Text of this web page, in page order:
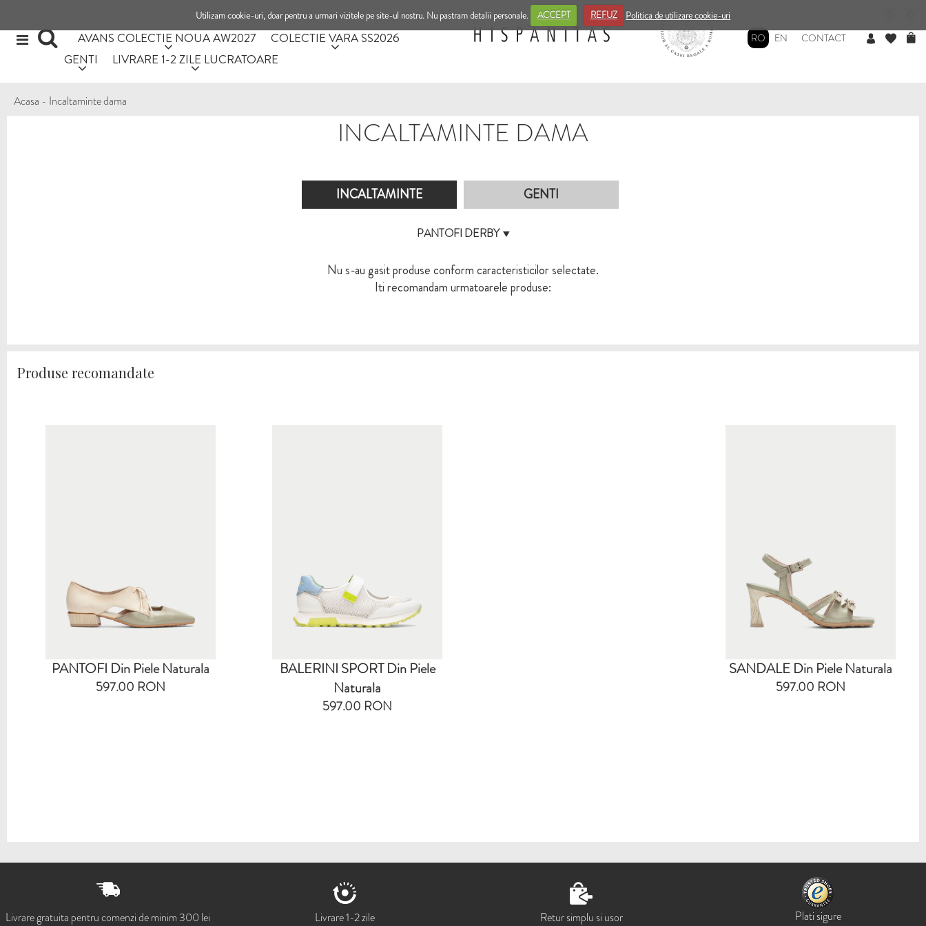
Utilizam cookie-uri, doar pentru a urmari vizitele pe site-ul nostru. Nu pastram detalii personale. ACCEPT REFUZ Politica de utilizare cookie-uri
AVANS COLECTIE NOUA AW2027
COLECTIE VARA SS2026
GENTI
LIVRARE 1-2 ZILE LUCRATOARE
RO EN CONTACT
Acasa - Incaltaminte dama
INCALTAMINTE DAMA
INCALTAMINTE GENTI
PANTOFI DERBY
Nu s-au gasit produse conform caracteristicilor selectate.
Iti recomandam urmatoarele produse:
Produse recomandate
PANTOFI Din Piele Naturala
597.00 RON
BALERINI SPORT Din Piele
Naturala
597.00 RON
SANDALE Din Piele Naturala
597.00 RON
Livrare gratuita pentru comenzi de minim 300 lei Livrare 1-2 zile Retur simplu si usor Plati sigure